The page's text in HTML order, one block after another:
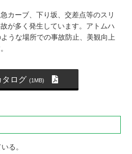
カーブ、下り坂、交差点等のスリ
が多く発生しています。アトムハ
うな場所での事故防止、美観向上
タログ (1MB)
る。